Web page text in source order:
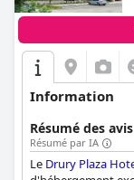
Information
Résumé des avis
Résumé par IA
Le Drury Plaza